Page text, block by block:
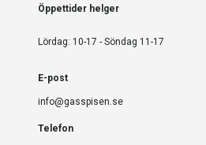
Öppettider helger
Lördag: 10-17 - Söndag 11-17
E-post
info@gasspisen.se
Telefon